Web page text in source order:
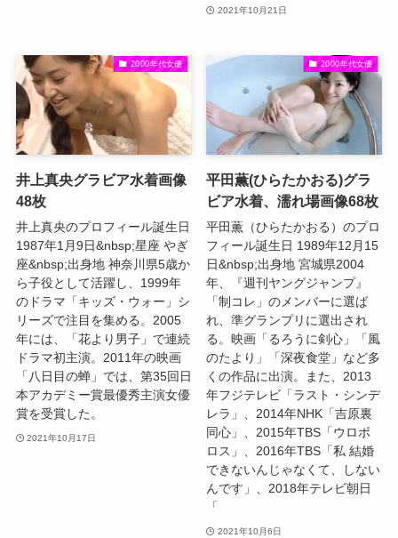
2021年10月21日
2000年代女優
井上真央グラビア水着画像
48枚
井上真央のプロフィール誕生日
1987年1月9日&nbsp;星座 やぎ
座&nbsp;出身地 神奈川県5歳か
ら子役として活躍し、1999年
のドラマ「キッズ・ウォー」シ
リーズで注目を集める。2005
年には、「花より男子」で連続
ドラマ初主演。2011年の映画
「八日目の蝉」では、第35回日
本アカデミー賞最優秀主演女優
賞を受賞した。
2021年10月17日
2000年代女優
平田薫(ひらたかおる)グラ
ビア水着、濡れ場画像68枚
平田薫（ひらたかおる）のプロ
フィール誕生日 1989年12月15
日&nbsp;出身地 宮城県2004
年、『週刊ヤングジャンプ』
「制コレ」のメンバーに選ば
れ、準グランプリに選出され
る。映画「るろうに剣心」「風
のたより」「深夜食堂」など多
くの作品に出演。また、2013
年フジテレビ「ラスト・シンデ
レラ」、2014年NHK「吉原裏
同心」、2015年TBS「ウロボ
ロス」、2016年TBS「私 結婚
できないんじゃなくて、しない
んです」、2018年テレビ朝日
「
2021年10月6日